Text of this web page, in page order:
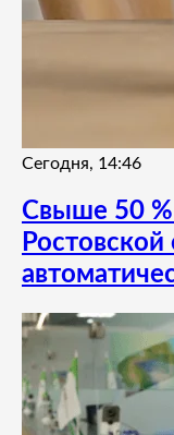
Сегодня, 14:46
Свыше 50 %